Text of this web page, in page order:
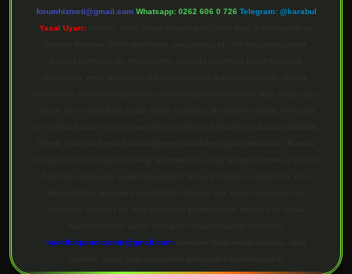
forumhizmeti@gmail.com Whatsapp: 0262 606 0 726 Telegram: @karabul
Yasal Uyarı:
backlinkpanelicomtr@gmail.com